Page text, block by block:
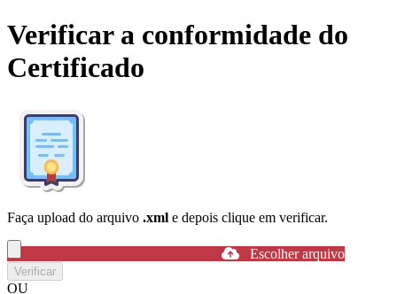
Verificar a conformidade do
Certificado
Faça upload do arquivo .xml e depois clique em verificar.
Escolher arquivo
Verificar
OU